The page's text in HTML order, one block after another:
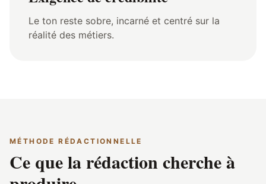
Le ton reste sobre, incarné et centré sur la
réalité des métiers.
MÉTHODE RÉDACTIONNELLE
Ce que la rédaction cherche à